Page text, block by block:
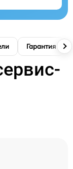
Гарантия